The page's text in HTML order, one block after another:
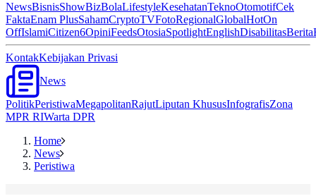
NewsBisnisShowBizBolaLifestyleKesehatanTeknoOtomotifCek
FaktaEnam PlusSahamCryptoTVFotoRegionalGlobalHotOn
OffIslamiCitizen6OpiniFeedsOtosiaSpotlightEnglishDisabilitasBerita
KontakKebijakan Privasi
News
PolitikPeristiwaMegapolitanRajutLiputan KhususInfografisZona
MPR RIWarta DPR
Home
News
Peristiwa